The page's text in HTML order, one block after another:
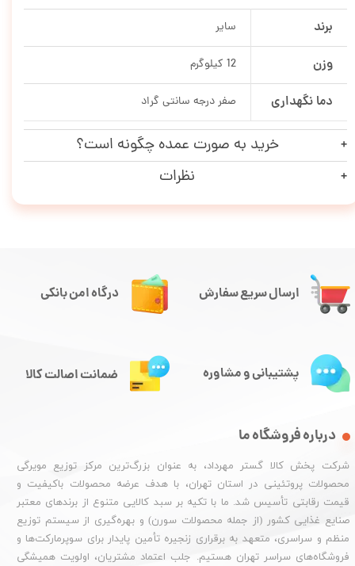
برند سایر
وزن 12 کیلوگرم
دما نگهداری صفر درجه سانتی گراد
خرید به صورت عمده چگونه است؟
نظرات
ارسال سریع سفارش
درباره فروشگاه ما
شرکت پخش کالا گستر مهرداد، به عنوان بزرگ‌ترین مرکز توزیع مویرگی
محصولات پروتئینی در استان تهران، با هدف عرضه محصولات باکیفیت و
قیمت رقابتی تأسیس شد. ما با تکیه بر سبد کالایی متنوع از برندهای معتبر
صنایع غذایی کشور (از جمله محصولات سورن) و بهره‌گیری از سیستم توزیع
منظم و سراسری، متعهد به برقراری زنجیره تأمین پایدار برای سوپرمارکت‌ها و
فروشگاه‌های سراسر تهران هستیم. جلب اعتماد مشتریان، اولویت همیشگی
درگاه امن بانکی
پشتیبانی و مشاوره ضمانت اصالت کالا